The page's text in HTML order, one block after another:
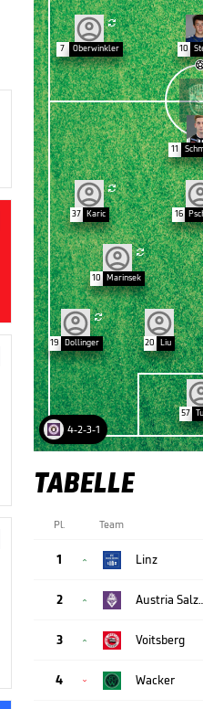
4-2-3-1
57

7 Oberwinkler 10
11

37 Karic 16

10 Marinsek

19 Dollinger 20 Liu
TABELLE
Pl. Team
1  Linz
2 
3  Voitsberg
4  Wacker